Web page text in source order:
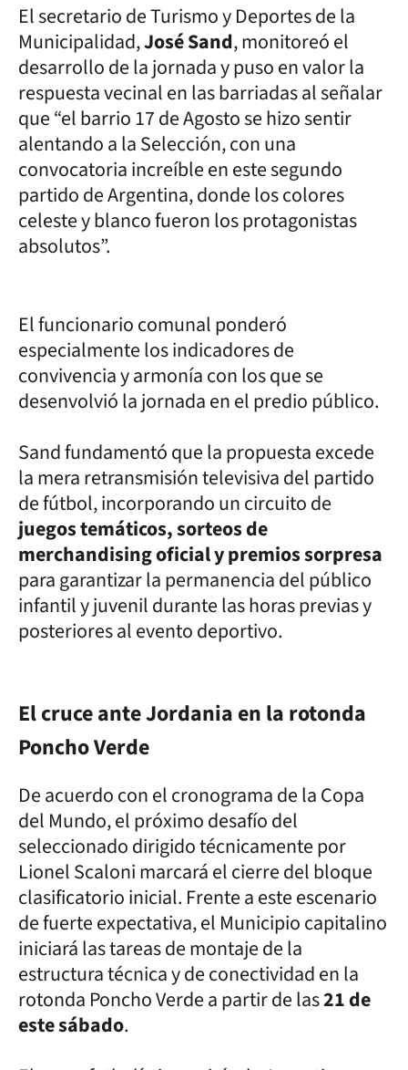
El secretario de Turismo y Deportes de la
Municipalidad,José Sand, monitoreó el
desarrollo de la jornada y puso en valor la
respuesta vecinal en las barriadas al señalar
que “el barrio 17 de Agosto se hizo sentir
alentando a la Selección, con una
convocatoria increíble en este segundo
partido de Argentina, donde los colores
celeste y blanco fueron los protagonistas
absolutos”.
El funcionario comunal ponderó
especialmente los indicadores de
convivencia y armonía con los que se
desenvolvió la jornada en el predio público.
Sand fundamentó que la propuesta excede
la mera retransmisión televisiva del partido
de fútbol, incorporando un circuito de
juegos temáticos, sorteos de
merchandising oficial y premios sorpresa
para garantizar la permanencia del público
infantil y juvenil durante las horas previas y
posteriores al evento deportivo.
El cruce ante Jordania en la rotonda
Poncho Verde
De acuerdo con el cronograma de la Copa
del Mundo, el próximo desafío del
seleccionado dirigido técnicamente por
Lionel Scaloni marcará el cierre del bloque
clasificatorio inicial. Frente a este escenario
de fuerte expectativa, el Municipio capitalino
iniciará las tareas de montaje de la
estructura técnica y de conectividad en la
rotonda Poncho Verde a partir de las21 de
este sábado.